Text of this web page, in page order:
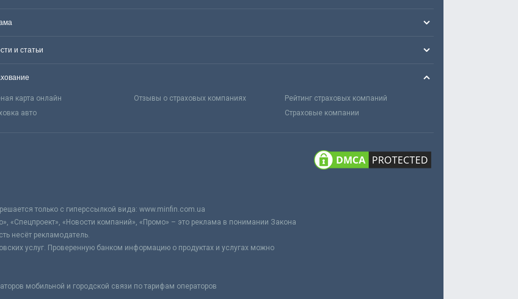
и статьи
карта онлайн Отзывы о страховых компаниях
Рейтинг страховых компаний
авто
Страховые компании
только с гиперссылкой вида: www.minfin.com.ua
«Спецпроект», «Новости компаний», «Промо» – это реклама в понимании Закона
несёт рекламодатель.
услуг. Проверенную банком информацию о продуктах и услугах можно
мобильной и городской связи по тарифам операторов